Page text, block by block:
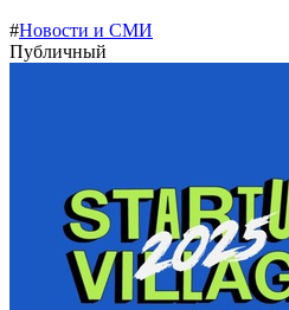
#Новости и СМИ
Публичный